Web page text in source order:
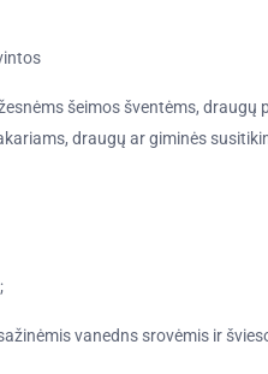
šeimos šventėms, draugų
draugų ar giminės
vanedns srovėmis ir